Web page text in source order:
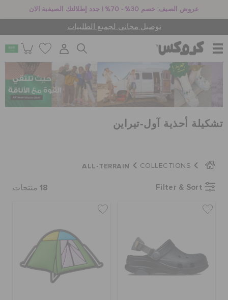
عروض الصيف: خصم 30% - 70% | جدد إطلالتك الصيفية الان
توصيل مجاني لجميع الطلبيات
للنساء
للرجال
جيبيتز تشارمز
الحقائب
تشكيلة أحذية آول-تيراين
COLLECTIONS
ALL-TERRAIN
Filter & Sort
18 منتجات